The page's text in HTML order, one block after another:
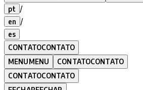
pt /
en /
es
CONTATOCONTATO
MENUMENU CONTATOCONTATO
CONTATOCONTATO